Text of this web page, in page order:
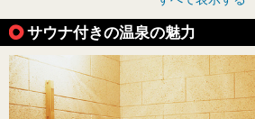
サウナ付きの温泉の魅力